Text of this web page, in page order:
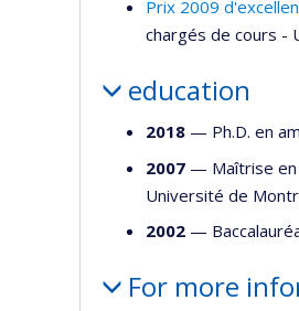
Prix 2009
chargés de cours -
education
2018 — Ph.D. en
2007 — Maîtrise
Université de
2002 —
For more